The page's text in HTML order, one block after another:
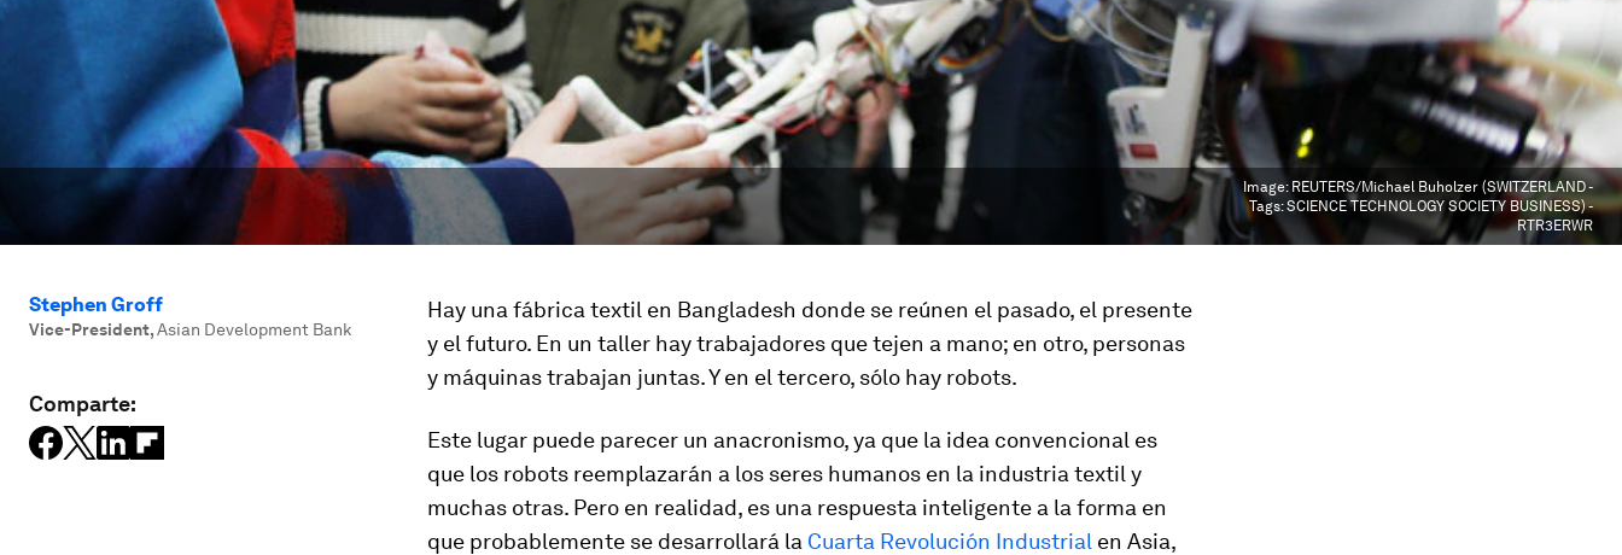
Image: REUTERS/Michael Buholzer (SWITZERLAND -
Tags: SCIENCE TECHNOLOGY SOCIETY BUSINESS) -
RTR3ERWR
Stephen Groff
Vice-President,Asian Development Bank
Comparte:
Hay una fábrica textil en Bangladesh donde se reúnen el pasado, el presente
y el futuro. En un taller hay trabajadores que tejen a mano; en otro, personas
y máquinas trabajan juntas. Y en el tercero, sólo hay robots.
Este lugar puede parecer un anacronismo, ya que la idea convencional es
que los robots reemplazarán a los seres humanos en la industria textil y
muchas otras. Pero en realidad, es una respuesta inteligente a la forma en
que probablemente se desarrollará la Cuarta Revolución Industrial en Asia,